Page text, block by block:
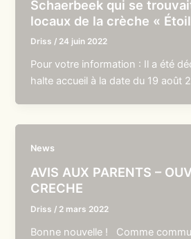
Schaerbeek qui se
locaux de la crèche «
Driss / 24 juin 2022
Pour votre information : Il a été
halte accueil à la date du 19 août
News
AVIS AUX PARENTS –
CRECHE
Driss / 2 mars 2022
Bonne nouvelle ! Comme